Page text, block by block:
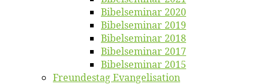
Bi­bel­se­mi­nar 2020
Bi­bel­se­mi­nar 2019
Bi­bel­se­mi­nar 2018
Bibelsemi­nar 2017
Bibelsemi­nar 2015
Freun­des­tag Evangelisation